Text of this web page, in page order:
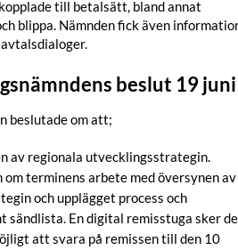
till betalsätt, bland annat
blippa. Nämnden fick även
beslut 19 juni
beslutade om att;
av regionala utvecklingsstrategin.
terminens arbete med översynen av
och upplägget process och
En digital remisstuga sker
att svara på remissen till den 10